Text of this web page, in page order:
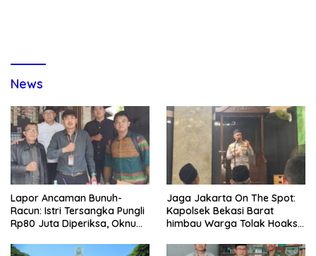
News
Lapor Ancaman Bunuh-
Racun: Istri Tersangka Pungli
Rp80 Juta Diperiksa, Oknum
Disdagperin
Jaga Jakarta On The Spot:
Kapolsek Bekasi Barat
himbau Warga Tolak Hoaks
Sholat Jumat